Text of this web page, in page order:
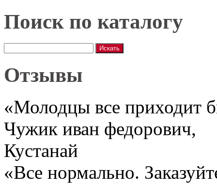
Поиск по каталогу
Отзывы
«Молодцы все приходит
Чужик иван федорович,
Кустанай
«Все нормально.